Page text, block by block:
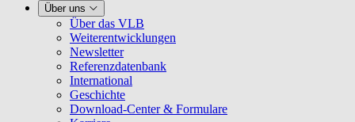
Über uns
Über das VLB
Weiterentwicklungen
Newsletter
Referenzdatenbank
International
Geschichte
Download-Center & Formulare